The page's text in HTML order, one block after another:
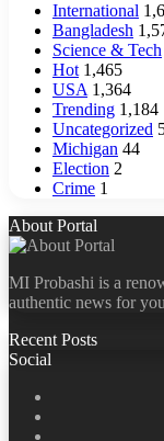
International
Bangladesh
Science & Tech
Hot 1,465
USA 1,364
Trending 1,184
Uncategorized
Michigan 44
Election 2
Crime 1
About Portal
MI Probashi is a
authentic news for
Recent Posts
Social